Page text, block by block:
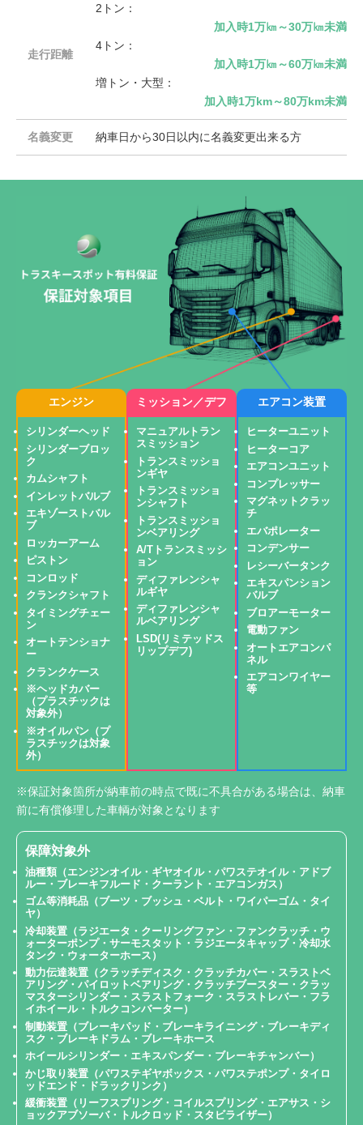
走行距離
2トン：
加入時1万㎞～30万㎞未満
4トン：
加入時1万㎞～60万㎞未満
増トン・大型：
加入時1万km～80万km未満
名義変更 納車日から30日以内に名義変更出来る方
エンジン
シリンダーヘッド
シリンダーブロッ
ク
カムシャフト
インレットバルブ
エキゾーストバル
ブ
ロッカーアーム
ピストン
コンロッド
クランクシャフト
タイミングチェー
ン
オートテンショナ
ー
クランクケース
※ヘッドカバー
（プラスチックは
対象外）
※オイルパン（プ
ラスチックは対象
外）
ミッション／デフ
マニュアルトラン
スミッション
トランスミッショ
ンギヤ
トランスミッショ
ンシャフト
トランスミッショ
ンベアリング
A/Tトランスミッシ
ョン
ディファレンシャ
ルギヤ
ディファレンシャ
ルベアリング
LSD(リミテッドス
リップデフ)
エアコン装置
ヒーターユニット
ヒーターコア
エアコンユニット
コンプレッサー
マグネットクラッ
チ
エバポレーター
コンデンサー
レシーバータンク
エキスパンション
バルブ
ブロアーモーター
電動ファン
オートエアコンパ
ネル
エアコンワイヤー
等
※保証対象箇所が納車前の時点で既に不具合がある場合は、納車
前に有償修理した車輌が対象となります
保障対象外
油種類（エンジンオイル・ギヤオイル・パワステオイル・アドブ
ルー・ブレーキフルード・クーラント・エアコンガス）
ゴム等消耗品（ブーツ・ブッシュ・ベルト・ワイパーゴム・タイ
ヤ）
冷却装置（ラジエータ・クーリングファン・ファンクラッチ・ウ
ォーターポンプ・サーモスタット・ラジエータキャップ・冷却水
タンク・ウォーターホース）
動力伝達装置（クラッチディスク・クラッチカバー・スラストベ
アリング・パイロットベアリング・クラッチブースター・クラッ
マスターシリンダー・スラストフォーク・スラストレバー・フラ
イホイール・トルクコンバーター）
制動装置（ブレーキパッド・ブレーキライニング・ブレーキディ
スク・ブレーキドラム・ブレーキホース
ホイールシリンダー・エキスパンダー・ブレーキチャンバー）
かじ取り装置（パワステギヤボックス・パワステポンプ・タイロ
ッドエンド・ドラックリンク）
緩衝装置（リーフスプリング・コイルスプリング・エアサス・シ
ョックアブソーバ・トルクロッド・スタビライザー）